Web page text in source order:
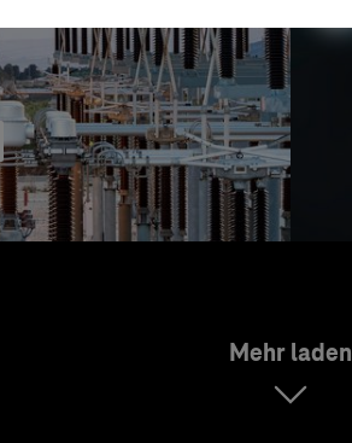
Mehr laden